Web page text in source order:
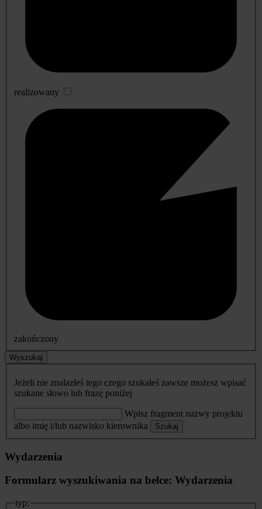
realizowany
zakończony
Wyszukaj
Jeżeli nie znalazłeś tego czego szukałeś zawsze możesz wpisać
szukane słowo lub frazę poniżej
Wpisz fragment nazwy projektu
albo imię i/lub nazwisko kierownika
Szukaj
Wydarzenia
Formularz wyszukiwania na belce: Wydarzenia
typ: